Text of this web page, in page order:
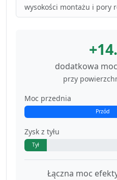
wysokości montażu i pory
dodatkowa
przy
Moc przednia
Przód
Zysk z tyłu
Tył
Łączna moc